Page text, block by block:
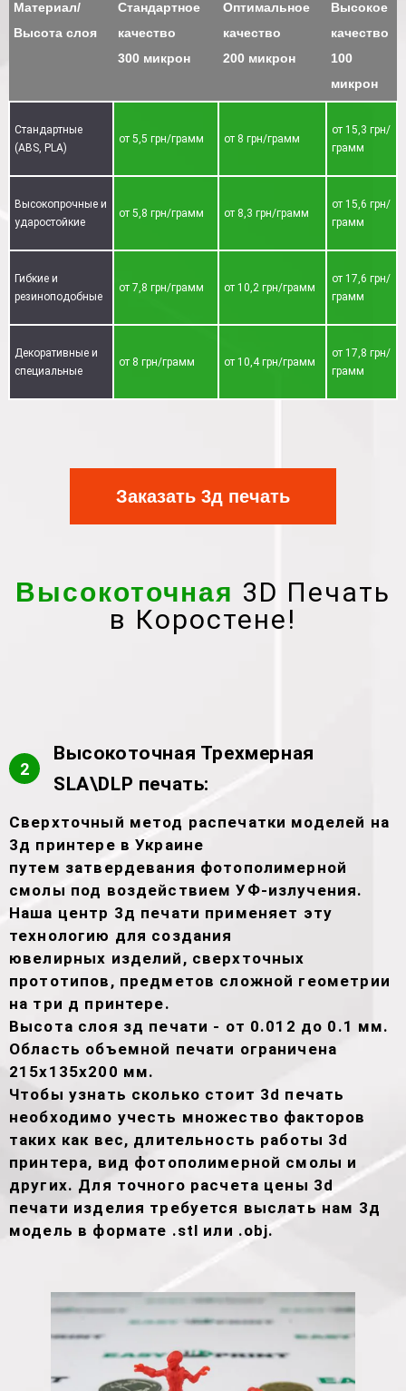
Материал/
Высота слоя
Стандартное
качество
300 микрон
Оптимальное
качество
200 микрон
Высокое
качество
100
микрон
Стандартные
(ABS, PLA)
от 5,5 грн/грамм от 8 грн/грамм
от 15,3 грн/
грамм
Высокопрочные и
ударостойкие
от 5,8 грн/грамм от 8,3 грн/грамм
от 15,6 грн/
грамм
Гибкие и
резиноподобные
от 7,8 грн/грамм от 10,2 грн/грамм
от 17,6 грн/
грамм
Декоративные и
специальные
от 8 грн/грамм от 10,4 грн/грамм
от 17,8 грн/
грамм
Заказать 3д печать
Высокоточная 3D Печать
в Коростене!
2
Высокоточная Трехмерная
SLA\DLP печать:
Сверхточный метод распечатки моделей на
3д принтере в Украине
путем затвердевания фотополимерной
смолы под воздействием УФ-излучения.
Наша центр 3д печати применяет эту
технологию для создания
ювелирных изделий, сверхточных
прототипов, предметов сложной геометрии
на три д принтере.
Высота слоя зд печати - от 0.012 до 0.1 мм.
Область объемной печати ограничена
215х135х200 мм.
Чтобы узнать сколько стоит 3d печать
необходимо учесть множество факторов
таких как вес, длительность работы 3d
принтера, вид фотополимерной смолы и
других. Для точного расчета цены 3d
печати изделия требуется выслать нам 3д
модель в формате .stl или .obj.